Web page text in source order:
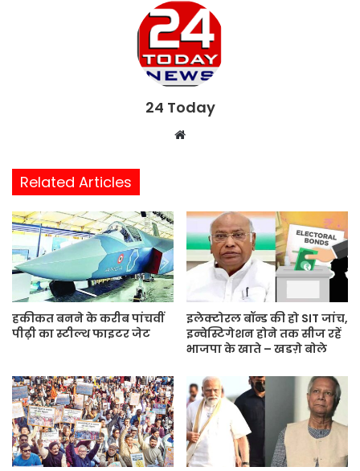
24 Today
i
t
e
Related Articles
हकीकत बनने के करीब पांचवीं
पीढ़ी का स्टील्थ फाइटर जेट
इलेक्टोरल बॉन्ड की हो SIT जांच,
इन्वेस्टिगेशन होने तक सीज रहें
भाजपा के खाते – खडग़े बोले